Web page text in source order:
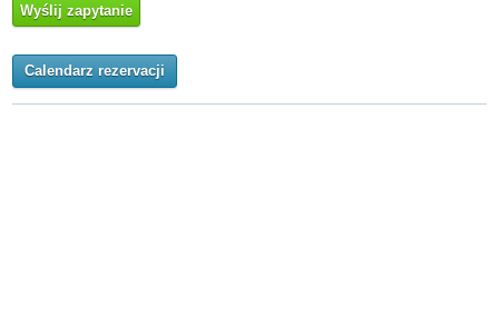
Wyślij zapytanie
Calendarz rezervacji